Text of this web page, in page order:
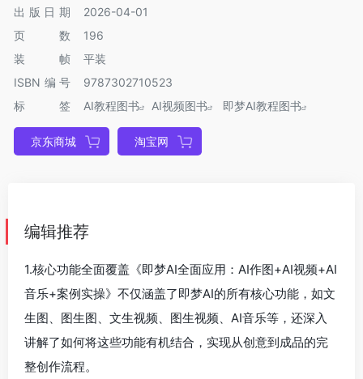
出版日期
2026-04-01
页数
196
装帧
平装
ISBN编号
9787302710523
标签
AI教程图书 AI视频图书 即梦AI教程图书
京东商城 淘宝网
编辑推荐
1.核心功能全面覆盖《即梦AI全面应用：AI作图+AI视频+AI
音乐+案例实操》不仅涵盖了即梦AI的所有核心功能，如文
生图、图生图、文生视频、图生视频、AI音乐等，还深入
讲解了如何将这些功能有机结合，实现从创意到成品的完
整创作流程。